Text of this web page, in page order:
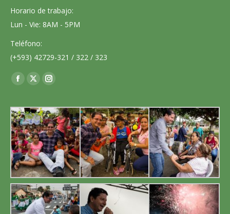
Horario de trabajo:
Lun - Vie: 8AM - 5PM
Teléfono:
(+593) 42729-321 / 322 / 323
Encuéntranos en:
Facebook
opens
in
new
window
X
opens
in
new
window
Instagram
opens
in
new
window